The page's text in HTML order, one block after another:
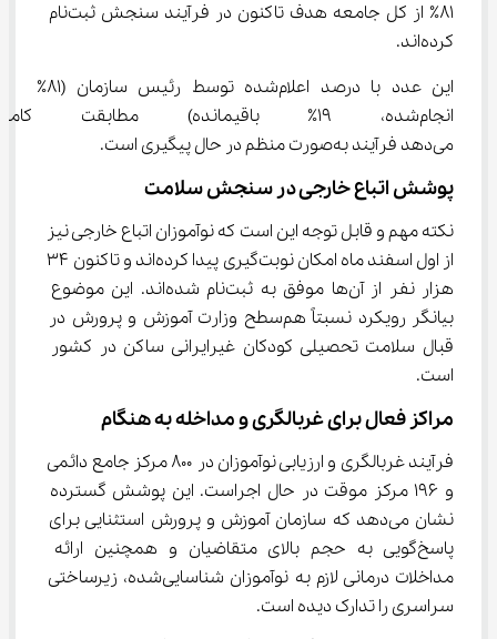
۸۱٪ از کل جامعه هدف تاکنون در فرآیند سنجش ثبت‌نام
کرده‌اند.
این عدد با درصد اعلام‌شده توسط رئیس سازمان (۸۱٪
انجام‌شده، ۱۹٪ باقیمانده)
می‌دهد فرآیند به‌صورت منظم در حال پیگیری است.
پوشش اتباع خارجی در سنجش سلامت
نکته مهم و قابل توجه این است که نوآموزان اتباع خارجی نیز
هزار نفر از آن‌ها موفق به ثبت‌نام شده‌اند. این موضوع
بیانگر رویکرد نسبتاً هم‌سطح وزارت آموزش و پرورش در
قبال سلامت تحصیلی کودکان غیرایرانی ساکن در کشور
است.
مراکز فعال برای غربالگری و مداخله به هنگام
فرآیند غربالگری و ارزیابی نوآموزان در ۸۰۰ مرکز جامع دائمی
و ۱۹۶ مرکز موقت در حال اجراست. این پوشش گسترده
نشان می‌دهد که سازمان آموزش و پرورش استثنایی برای
پاسخ‌گویی به حجم بالای متقاضیان و همچنین ارائه
مداخلات درمانی لازم به نوآموزان شناسایی‌شده، زیرساختی
سراسری را تدارک دیده است.